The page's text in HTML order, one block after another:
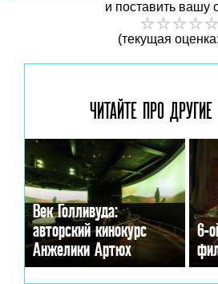
и поставить вашу
(текущая
ЧИТАЙТЕ ПРО ДРУГИЕ
Век Голливуда:
авторский кинокурс
Анжелики Артюх
6-